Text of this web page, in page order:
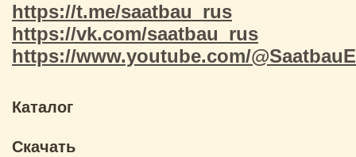
https://t.me/saatbau_rus
https://vk.com/saatbau_rus
https://www.youtube.com/
Каталог
Скачать